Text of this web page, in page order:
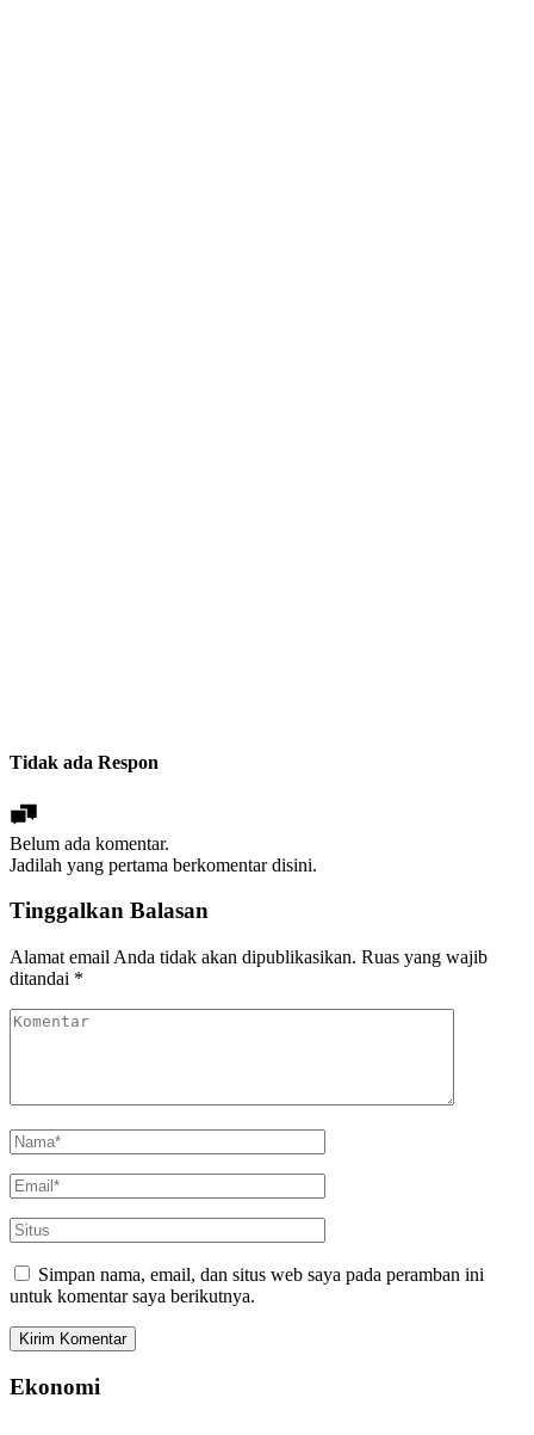
Tidak ada Respon
Belum ada komentar.
Jadilah yang pertama berkomentar disini.
Tinggalkan Balasan
Alamat email Anda tidak akan dipublikasikan. Ruas yang wajib
ditandai *
Simpan nama, email, dan situs web saya pada peramban ini
untuk komentar saya berikutnya.
Ekonomi